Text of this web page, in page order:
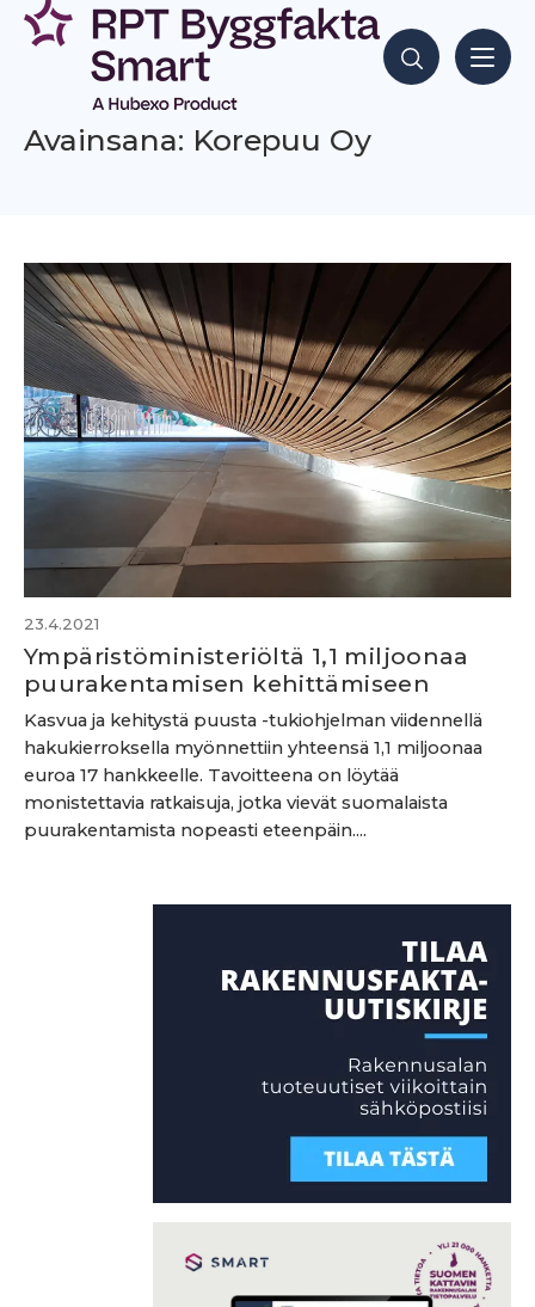
Siirry
sisältöön
Hae sisältöjä
Avainsana: Korepuu Oy
23.4.2021
Ympäristöministeriöltä 1,1 miljoonaa
puurakentamisen kehittämiseen
Kasvua ja kehitystä puusta -tukiohjelman viidennellä
hakukierroksella myönnettiin yhteensä 1,1 miljoonaa
euroa 17 hankkeelle. Tavoitteena on löytää
monistettavia ratkaisuja, jotka vievät suomalaista
puurakentamista nopeasti eteenpäin....